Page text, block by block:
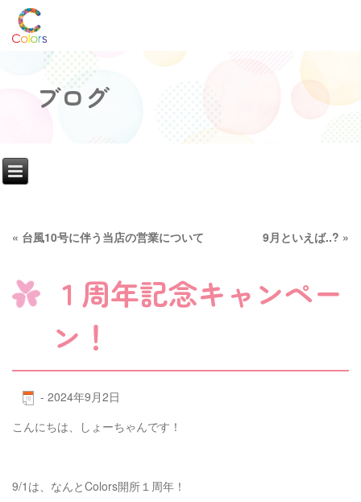
ブログ
« 台風10号に伴う当店の営業について 9月といえば..? »
１周年記念キャンペー
ン！
- 2024年9月2日
こんにちは、しょーちゃんです！
9/1は、なんとColors開所１周年！